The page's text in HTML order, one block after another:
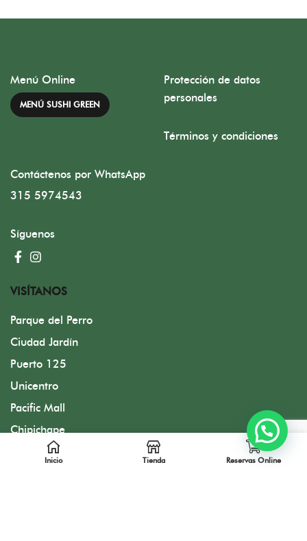
Menú Online
MENÚ SUSHI GREEN
Protección de datos
personales
Términos y condiciones
Contáctenos por WhatsApp
315 5974543
Síguenos
VISÍTANOS
Parque del Perro
Ciudad Jardín
Puerto 125
Unicentro
Pacific Mall
Chipichape
Zona T / Bogotá
Inicio Tienda Reservas Online